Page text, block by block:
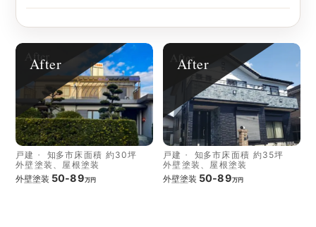
After
戸建 知多市床面積 約30坪
外壁塗装、屋根塗装
外壁塗装 50-89万円
After
戸建 知多市床面積 約35坪
外壁塗装、屋根塗装
外壁塗装 50-89万円